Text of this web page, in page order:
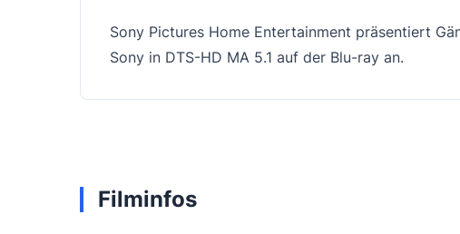
Sony Pictures Home Entertainment präsentiert
Sony in DTS-HD MA 5.1 auf der Blu-ray an.
Filminfos